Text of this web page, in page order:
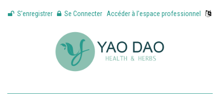
S'enregistrer Se Connecter Accéder à l'espace professionnel